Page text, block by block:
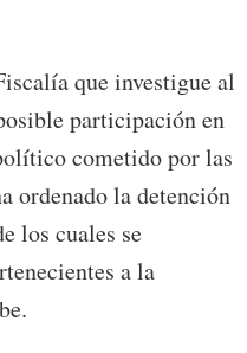
que investigue al
participación en
cometido por las
ordenado la detención
los cuales se
a la